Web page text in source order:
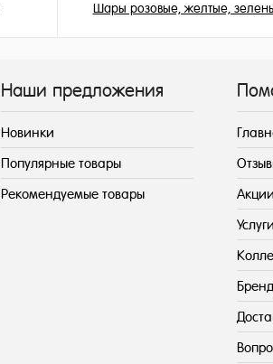
Шары розовые, желтые,
Наши предложения
Новинки
Популярные товары
Рекомендуемые товары
Акции
Услуги